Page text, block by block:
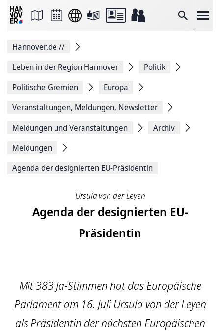
Suche
Seite
Facebook
teilen
Seitenlink
Seite
Hannover.de //
Leben in der Region Hannover
Politik
Politische Gremien
Europa
Veranstaltungen, Meldungen, Newsletter
Meldungen und Veranstaltungen
Archiv
Meldungen
Agenda der designierten EU-Präsidentin
Ursula von der Leyen
Agenda der designierten EU-
Präsidentin
Mit 383 Ja-Stimmen hat das Europäische
Parlament am 16. Juli Ursula von der Leyen
als Präsidentin der nächsten Europäischen